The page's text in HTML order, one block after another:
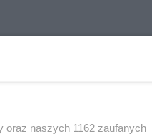
oraz naszych 1162 zaufanych